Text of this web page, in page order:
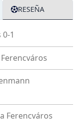
RESEÑA
0-1
Ferencváros
Ferencváros